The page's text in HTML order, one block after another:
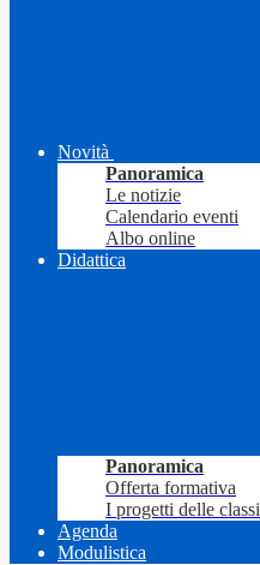
Novità
Panoramica
Le notizie
Calendario eventi
Albo online
Didattica
Panoramica
Offerta formativa
I progetti delle classi
Agenda
Modulistica